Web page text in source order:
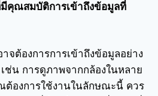
มีคุณสมบัติการเข้าถึงข้อมูลที่
าจต้องการการเข้าถึงข้อมูลอย่าง
ช่น การดูภาพจากกล้องในหลาย
ต้องการใช้งานในลักษณะนี้ ควร